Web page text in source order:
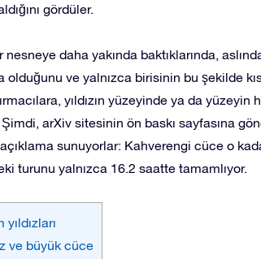
gördüler.
daha yakında baktıklarında,
olduğunu ve yalnızca birisinin bu şekilde
yıldızın yüzeyinde ya da
arXiv sitesinin ön baskı sayfasına
sunuyorlar: Kahverengi cüce o
turunu yalnızca 16.2 saatte tamamlıyor.
ve büyük cüce